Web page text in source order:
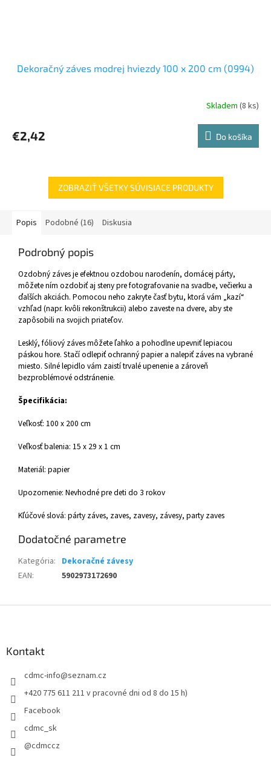
Dekoračný záves modrej hviezdy 100 x 200 cm (0994)
Skladem (8 ks)
€2,42 Do košíka
ZOBRAZIŤ VŠETKY SÚVISIACE PRODUKTY
Popis Podobné (16) Diskusia
Podrobný popis
Ozdobný záves je efektnou ozdobou narodenín, domácej párty,
môžete ním ozdobiť aj steny pre fotografovanie na svadbe, večierku a
ďalších akciách. Pomocou neho zakryte časť bytu, ktorá vám „kazí“
vzhľad (napr. kvôli rekonštrukcii) alebo zaveste na dvere, aby ste
zapôsobili na svojich priateľov.
Lesklý, fóliový záves môžete ľahko a pohodlne upevniť lepiacou
páskou hore. Stačí odlepiť ochranný papier a nalepiť záves na vybrané
miesto. Silné lepidlo vám zaistí trvalé upenenie a zároveň
bezproblémové odstránenie.
Špecifikácia:
Veľkosť: 100 x 200 cm
Veľkosť balenia: 15 x 29 x 1 cm
Materiál: papier
Upozornenie: Nevhodné pre deti do 3 rokov
Kľúčové slová: párty záves, zaves, zavesy, závesy, party zaves
Dodatočné parametre
Kategória: Dekoračné závesy
EAN: 5902973172690
Kontakt
cdmc-info@seznam.cz
+420 775 611 211 v pracovné dni od 8 do 15 h)
Facebook
cdmc_sk
@cdmccz